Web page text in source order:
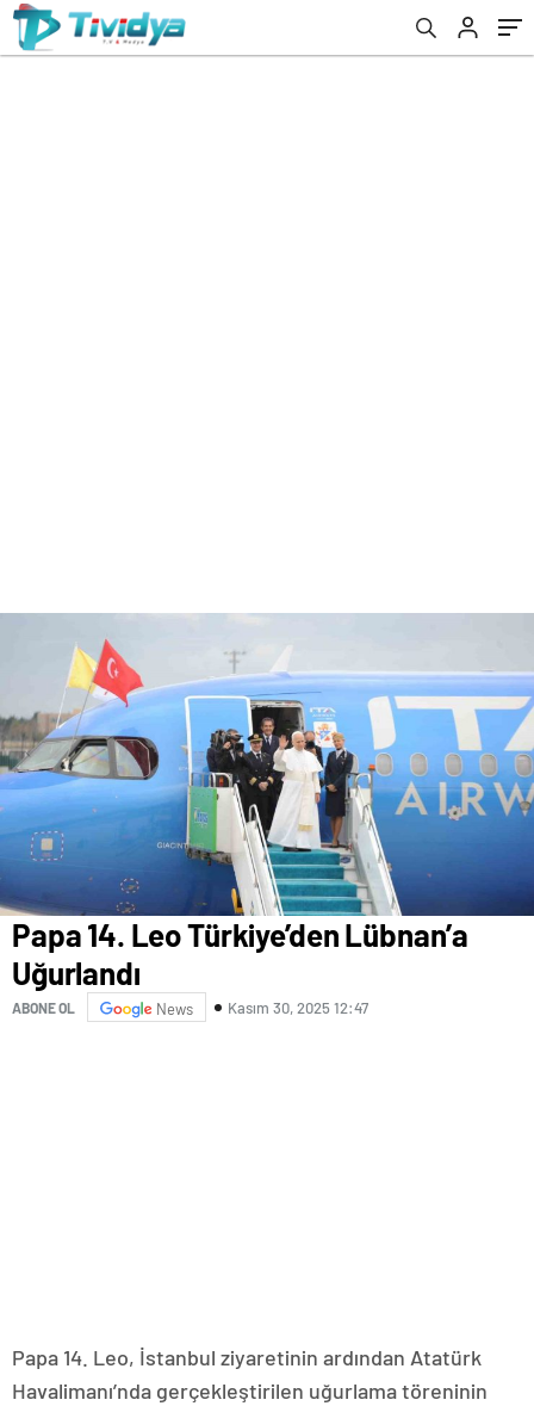
evden
eve
nakliyat
Papa 14. Leo Türkiye’den Lübnan’a
Uğurlandı
ABONE OL News Kasım 30, 2025 12:47
Papa 14. Leo, İstanbul ziyaretinin ardından Atatürk
Havalimanı’nda gerçekleştirilen uğurlama töreninin